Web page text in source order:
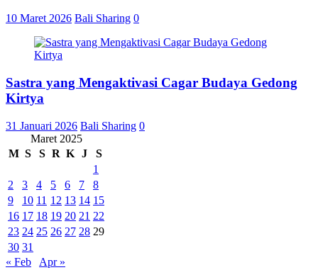
10 Maret 2026 Bali Sharing 0
Sastra yang Mengaktivasi Cagar Budaya Gedong
Kirtya
31 Januari 2026 Bali Sharing 0
Maret 2025
M S S R K J
S
1
2
3 4 5 6 7
8
9
10 11 12 13 14 15
16 17 18 19 20 21 22
23 24 25 26 27 28 29
30 31
« Feb
Apr »